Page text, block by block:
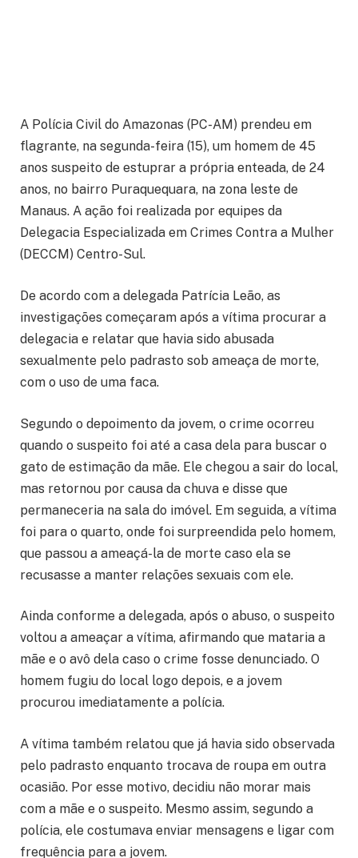
A Polícia Civil do Amazonas (PC-AM) prendeu em
flagrante, na segunda-feira (15), um homem de 45
anos suspeito de estuprar a própria enteada, de 24
anos, no bairro Puraquequara, na zona leste de
Manaus. A ação foi realizada por equipes da
Delegacia Especializada em Crimes Contra a Mulher
(DECCM) Centro-Sul.
De acordo com a delegada Patrícia Leão, as
investigações começaram após a vítima procurar a
delegacia e relatar que havia sido abusada
sexualmente pelo padrasto sob ameaça de morte,
com o uso de uma faca.
Segundo o depoimento da jovem, o crime ocorreu
quando o suspeito foi até a casa dela para buscar o
gato de estimação da mãe. Ele chegou a sair do local,
mas retornou por causa da chuva e disse que
permaneceria na sala do imóvel. Em seguida, a vítima
foi para o quarto, onde foi surpreendida pelo homem,
que passou a ameaçá-la de morte caso ela se
recusasse a manter relações sexuais com ele.
Ainda conforme a delegada, após o abuso, o suspeito
voltou a ameaçar a vítima, afirmando que mataria a
mãe e o avô dela caso o crime fosse denunciado. O
homem fugiu do local logo depois, e a jovem
procurou imediatamente a polícia.
A vítima também relatou que já havia sido observada
pelo padrasto enquanto trocava de roupa em outra
ocasião. Por esse motivo, decidiu não morar mais
com a mãe e o suspeito. Mesmo assim, segundo a
polícia, ele costumava enviar mensagens e ligar com
frequência para a jovem.